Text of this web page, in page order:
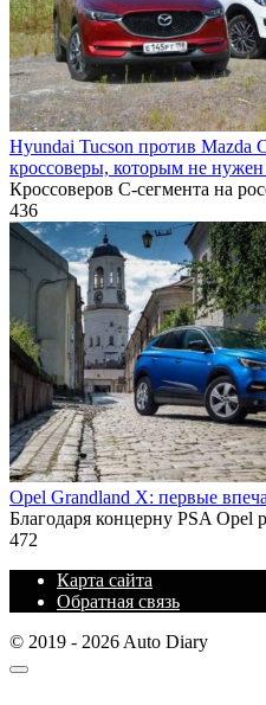
Hyundai Tucson против
кроссоверы, которым не
Кроссоверов С-сегмента на
436
Opel Grandland X: первые
Благодаря концерну PSA Opel
472
Карта сайта
Обратная связь
© 2019 - 2026 Auto Diary